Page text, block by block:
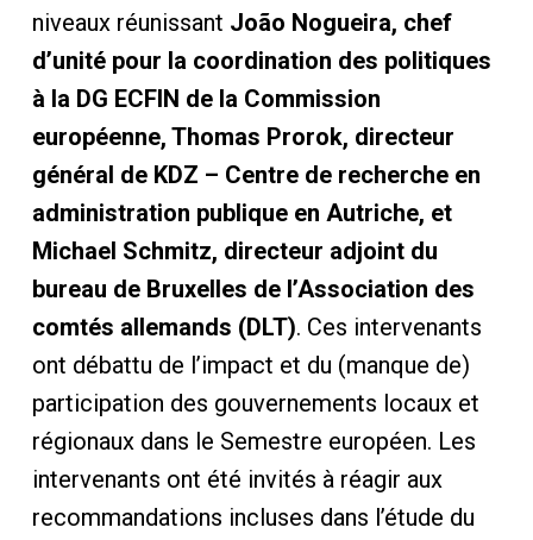
niveaux réunissant João Nogueira, chef
d’unité pour la coordination des politiques
à la DG ECFIN de la Commission
européenne, Thomas Prorok, directeur
général de KDZ – Centre de recherche en
administration publique en Autriche, et
Michael Schmitz, directeur adjoint du
bureau de Bruxelles de l’Association des
comtés allemands (DLT). Ces intervenants
ont débattu de l’impact et du (manque de)
participation des gouvernements locaux et
régionaux dans le Semestre européen. Les
intervenants ont été invités à réagir aux
recommandations incluses dans l’étude du